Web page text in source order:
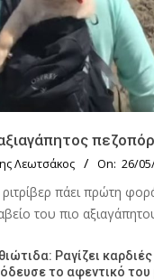
Λεωτσάκος On: 26/
πάει πρώτη
του πιο
Ραγίζει
το αφεντικό του